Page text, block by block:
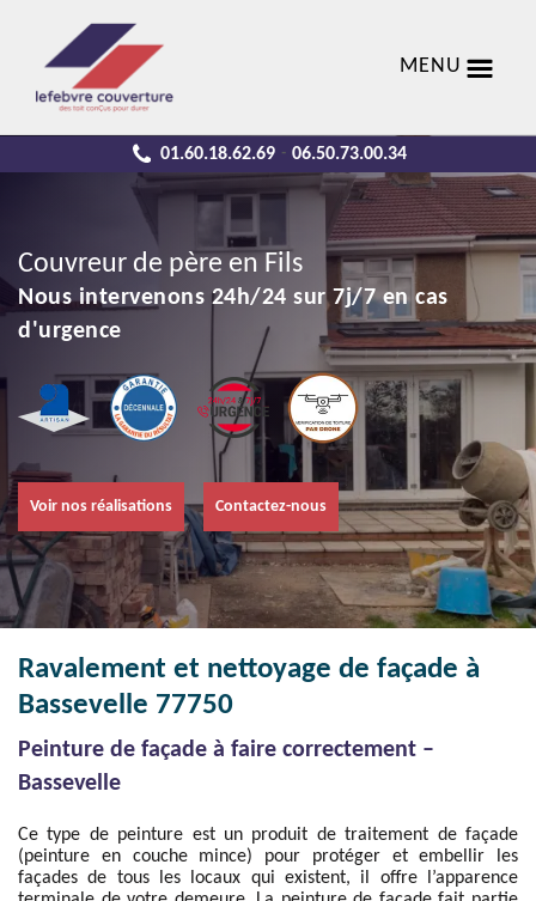
MENU
01.60.18.62.69 - 06.50.73.00.34
Couvreur de père en Fils
Nous intervenons 24h/24 sur 7j/7 en cas
d'urgence
Voir nos réalisations Contactez-nous
Ravalement et nettoyage de façade à
Bassevelle 77750
Peinture de façade à faire correctement –
Bassevelle
Ce type de peinture est un produit de traitement de façade
(peinture en couche mince) pour protéger et embellir les
façades de tous les locaux qui existent, il offre l’apparence